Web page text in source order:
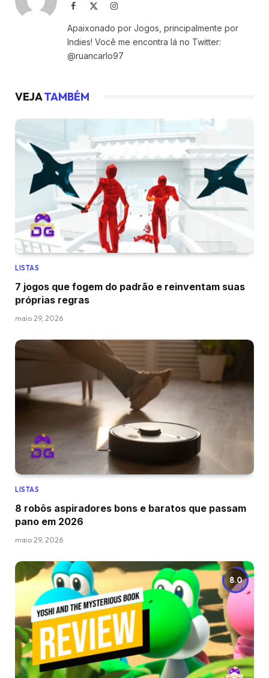
Facebook Instagram
Apaixonado por Jogos, principalmente por
Indies! Você me encontra lá no Twitter:
@ruancarlo97
VEJATAMBÉM
LISTAS
7 jogos que fogem do padrão e reinventam suas
próprias regras
maio 29, 2026
LISTAS
8 robôs aspiradores bons e baratos que passam
pano em 2026
maio 29, 2026
8.0